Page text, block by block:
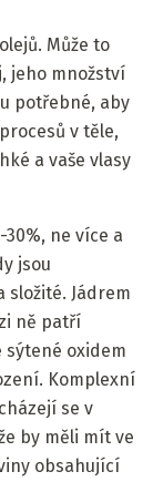
Může to
jeho množství
potřebné, aby
v těle,
a vaše vlasy
ne více a
jsou
složité. Jádrem
ně patří
sýtené oxidem
Komplexní
se v
by měli mít ve
obsahující